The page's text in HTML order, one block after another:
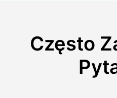
Często